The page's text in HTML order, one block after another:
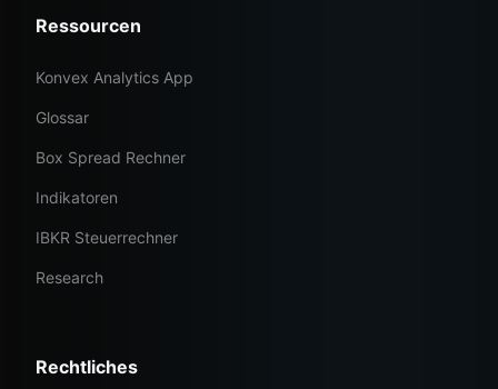
Ressourcen
Konvex Analytics App
Glossar
Box Spread Rechner
Indikatoren
IBKR Steuerrechner
Research
Rechtliches